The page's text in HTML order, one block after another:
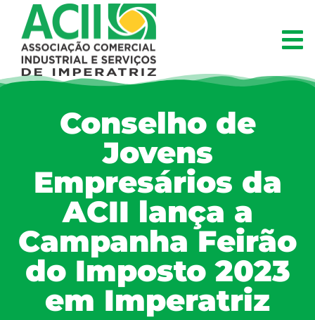
Conselho de
Jovens
Empresários da
ACII lança a
Campanha Feirão
do Imposto 2023
em Imperatriz